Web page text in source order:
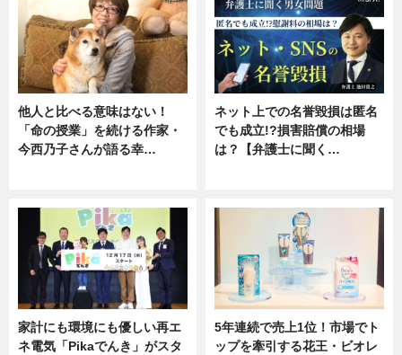
他人と比べる意味はない！
「命の授業」を続ける作家・
今西乃子さんが語る幸…
ネット上での名誉毀損は匿名
でも成立!?損害賠償の相場
は？【弁護士に聞く…
家計にも環境にも優しい再エ
ネ電気「Pikaでんき」がスタ
5年連続で売上1位！市場でト
ップを牽引する花王・ビオレ